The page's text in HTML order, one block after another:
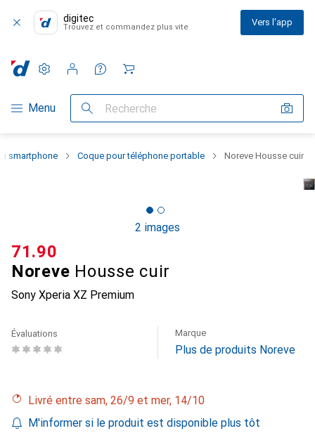
digitec
Trouvez et commandez plus vite Vers l'app
Navigation par catégorie
Menu Recherche
Paramètres
Compte client
Listes de comparaison
Listes d'envies
Panier
smartphone Coque pour téléphone portable Noreve Housse cuir
2 images
Noreve Housse cuir
Sony Xperia XZ Premium
CHF
71.90
Évaluations Marque
Plus de produits Noreve
Livré entre sam, 26/9 et mer, 14/10
M'informer si le produit est disponible plus tôt